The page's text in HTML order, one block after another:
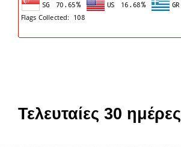
Τελευταίες 30 ημέρες